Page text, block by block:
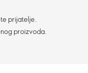
prijatelje.
proizvoda.